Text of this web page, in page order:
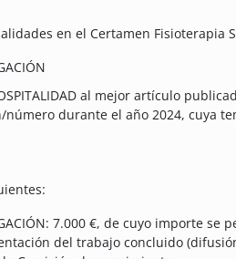
en el Certamen Fisioterapia
al mejor artículo
durante el año 2024, cuya
7.000 €, de cuyo importe
del trabajo concluido